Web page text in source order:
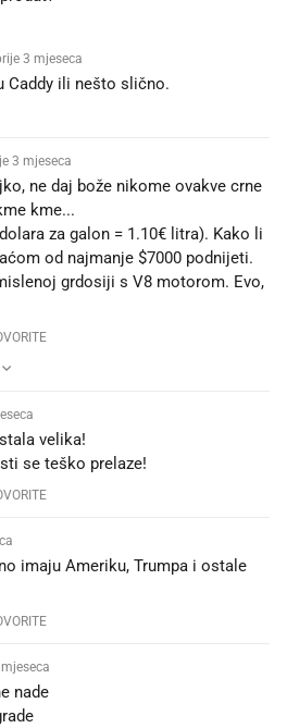
3 mjeseca
Caddy ili nešto slično.
3 mjeseca
ne daj bože nikome ovakve crne
kme...
za galon = 1.10€ litra). Kako li
od najmanje $7000 podnijeti.
grdosiji s V8 motorom. Evo,
velika!
se teško prelaze!
imaju Ameriku, Trumpa i ostale
nade